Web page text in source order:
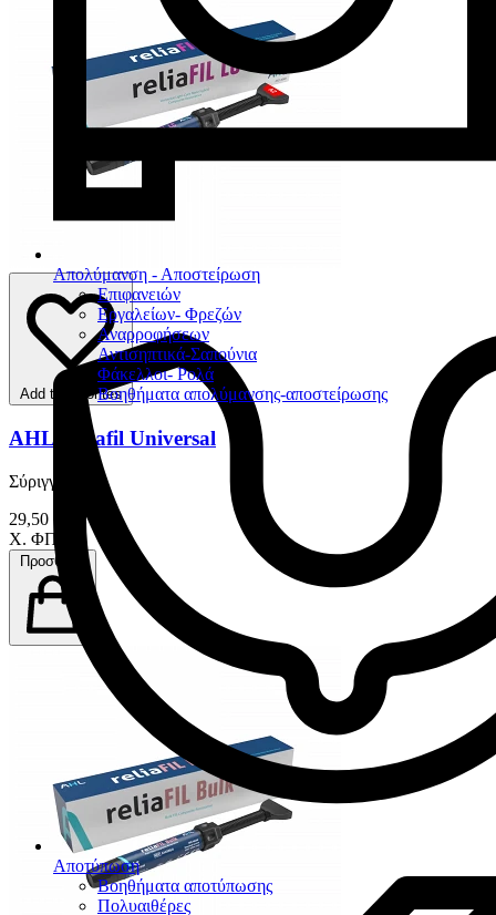
Απολύμανση - Αποστείρωση
Επιφανειών
Εργαλείων- Φρεζών
Αναρροφήσεων
Αντισηπτικά-Σαπούνια
Φάκελλοι- Ρολά
Βοηθήματα απολύμανσης-αποστείρωσης
Αποτύπωση
Βοηθήματα αποτύπωσης
Πολυαιθέρες
Add to favorites
AHL Reliafil Universal
Σύριγγα 4 gr
29,50 €
Χ. ΦΠΑ
Προσθήκη